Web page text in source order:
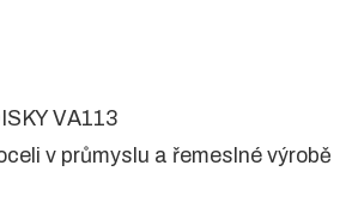
VA113
v průmyslu a řemeslné výrobě